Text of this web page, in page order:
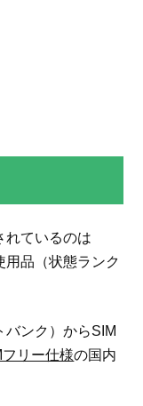
れているのは
品（状態ランク
バンク）からSIM
フリー仕様の国内